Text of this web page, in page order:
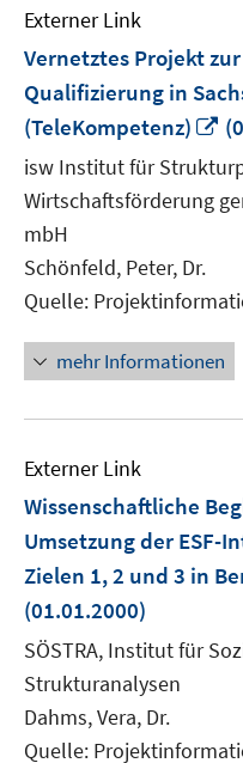
Externer Link
Vernetztes Projekt
Qualifizierung in
(TeleKompetenz)
In
isw Institut für
Wirtschaftsförderung
mbH
Schönfeld, Peter, Dr.
Quelle:
mehr Informationen
Externer Link
Wissenschaftliche
Umsetzung der ESF-
Zielen 1, 2 und 3 in
(01.01.2000)
SÖSTRA, Institut für
Strukturanalysen
Dahms, Vera, Dr.
Quelle: